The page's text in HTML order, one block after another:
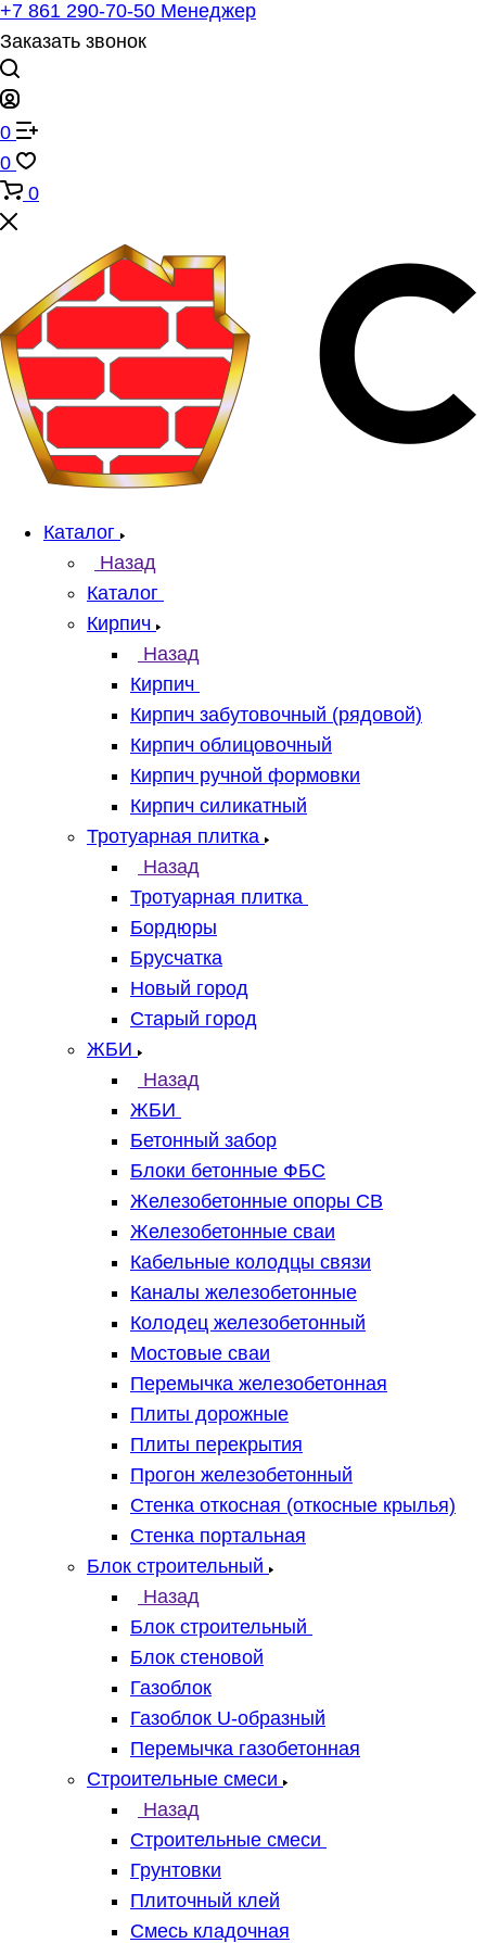
+7 861 290-70-50 Менеджер
Заказать звонок
0
0
0
Каталог
Назад
Каталог
Кирпич
Назад
Кирпич
Кирпич забутовочный (рядовой)
Кирпич облицовочный
Кирпич ручной формовки
Кирпич силикатный
Тротуарная плитка
Назад
Тротуарная плитка
Бордюры
Брусчатка
Новый город
Старый город
ЖБИ
Назад
ЖБИ
Бетонный забор
Блоки бетонные ФБС
Железобетонные опоры СВ
Железобетонные сваи
Кабельные колодцы связи
Каналы железобетонные
Колодец железобетонный
Мостовые сваи
Перемычка железобетонная
Плиты дорожные
Плиты перекрытия
Прогон железобетонный
Стенка откосная (откосные крылья)
Стенка портальная
Блок строительный
Назад
Блок строительный
Блок стеновой
Газоблок
Газоблок U-образный
Перемычка газобетонная
Строительные смеси
Назад
Строительные смеси
Грунтовки
Плиточный клей
Смесь кладочная